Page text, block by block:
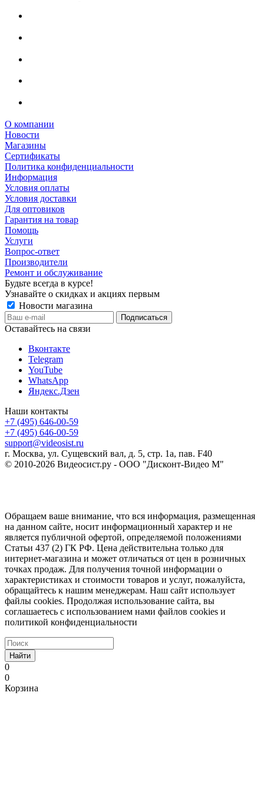
О компании
Новости
Магазины
Сертификаты
Политика конфиденциальности
Информация
Условия оплаты
Условия доставки
Для оптовиков
Гарантия на товар
Помощь
Услуги
Вопрос-ответ
Производители
Ремонт и обслуживание
Будьте всегда в курсе!
Узнавайте о скидках и акциях первым
Новости магазина
Оставайтесь на связи
Вконтакте
Telegram
YouTube
WhatsApp
Яндекс.Дзен
Наши контакты
+7 (495) 646-00-59
+7 (495) 646-00-59
support@videosist.ru
г. Москва, ул. Сущевский вал, д. 5, стр. 1а, пав. F40
© 2010-2026 Видеосист.ру - ООО "Дисконт-Видео М"
Обращаем ваше внимание, что вся информация, размещенная
на данном сайте, носит информационный характер и не
является публичной офертой, определяемой положениями
Статьи 437 (2) ГК РФ. Цена действительна только для
интернет-магазина и может отличаться от цен в розничных
точках продаж. Для получения точной информации о
характеристиках и стоимости товаров и услуг, пожалуйста,
обращайтесь к нашим менеджерам. Наш сайт использует
файлы cookies. Продолжая использование сайта, вы
соглашаетесь с использованием нами файлов cookies и
политикой конфиденциальности
Найти
0
0
Корзина